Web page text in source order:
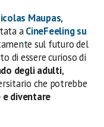
Maupas,
aCineFeeling su
sul futuro del
di essere curioso di
degli adulti,
che potrebbe
e diventare